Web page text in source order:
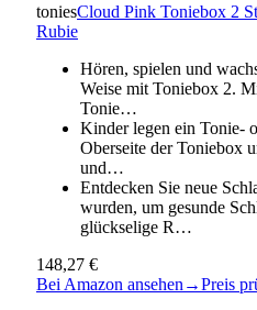
toniesCloud Pink Toniebox 2
Rubie
Hören, spielen und
Weise mit Toniebox 2.
Tonie…
Kinder legen ein Tonie-
Oberseite der Toniebox
und…
Entdecken Sie neue
wurden, um gesunde
glückselige R…
148,27 €
Bei Amazon ansehen →Preis